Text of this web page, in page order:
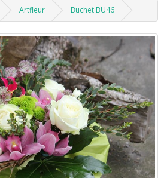
Artfleur Buchet BU46